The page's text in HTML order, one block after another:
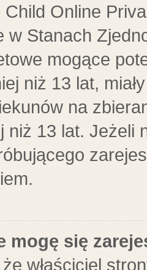
Child Online
w Stanach
mogące
niż 13 lat,
na
niż 13 lat. Jeżeli
mogę się
właściciel